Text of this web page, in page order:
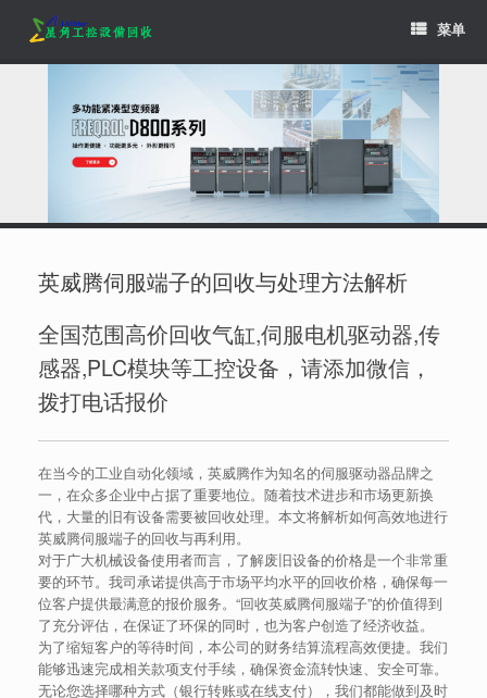
content
菜单
英威腾伺服端子的回收与处理方法解析
全国范围高价回收气缸,伺服电机驱动器,传
感器,PLC模块等工控设备，请添加微信，
拨打电话报价
在当今的工业自动化领域，英威腾作为知名的伺服驱动器品牌之
一，在众多企业中占据了重要地位。随着技术进步和市场更新换
代，大量的旧有设备需要被回收处理。本文将解析如何高效地进行
英威腾伺服端子的回收与再利用。
对于广大机械设备使用者而言，了解废旧设备的价格是一个非常重
要的环节。我司承诺提供高于市场平均水平的回收价格，确保每一
位客户提供最满意的报价服务。“回收英威腾伺服端子”的价值得到
了充分评估，在保证了环保的同时，也为客户创造了经济收益。
为了缩短客户的等待时间，本公司的财务结算流程高效便捷。我们
能够迅速完成相关款项支付手续，确保资金流转快速、安全可靠。
无论您选择哪种方式（银行转账或在线支付），我们都能做到及时